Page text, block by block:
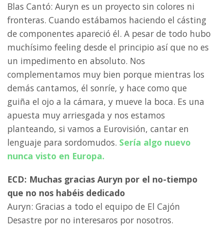
Blas Cantó: Auryn es un proyecto sin colores ni
fronteras. Cuando estábamos haciendo el cásting
de componentes apareció él. A pesar de todo hubo
muchísimo feeling desde el principio así que no es
un impedimento en absoluto. Nos
complementamos muy bien porque mientras los
demás cantamos, él sonríe, y hace como que
guiña el ojo a la cámara, y mueve la boca. Es una
apuesta muy arriesgada y nos estamos
planteando, si vamos a Eurovisión, cantar en
lenguaje para sordomudos. Sería algo nuevo
nunca visto en Europa.
ECD: Muchas gracias Auryn por el no-tiempo
que no nos habéis dedicado
Auryn: Gracias a todo el equipo de El Cajón
Desastre por no interesaros por nosotros.